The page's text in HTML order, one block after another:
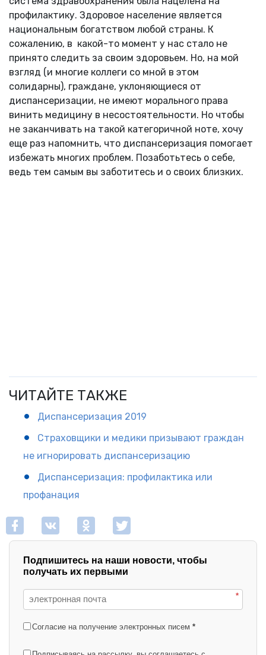
профилактику. Здоровое население является
национальным богатством любой страны. К
сожалению, в какой-то момент у нас стало не
принято следить за своим здоровьем. Но, на мой
взгляд (и многие коллеги со мной в этом
солидарны), граждане, уклоняющиеся от
диспансеризации, не имеют морального права
винить медицину в несостоятельности. Но чтобы
не заканчивать на такой категоричной ноте, хочу
еще раз напомнить, что диспансеризация помогает
избежать многих проблем. Позаботьтесь о себе,
ведь тем самым вы заботитесь и о своих близких.
ЧИТАЙТЕ ТАКЖЕ
Диспансеризация 2019
Страховщики и медики призывают граждан
не игнорировать диспансеризацию
Диспансеризация: профилактика или
профанация
Подпишитесь на наши новости, чтобы
получать их первыми
*
Согласие на получение электронных писем *